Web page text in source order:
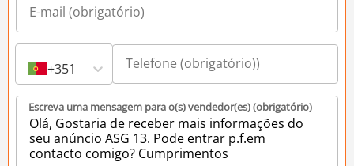
+351
Escreva uma mensagem para o(s) vendedor(es) (obrigatório)